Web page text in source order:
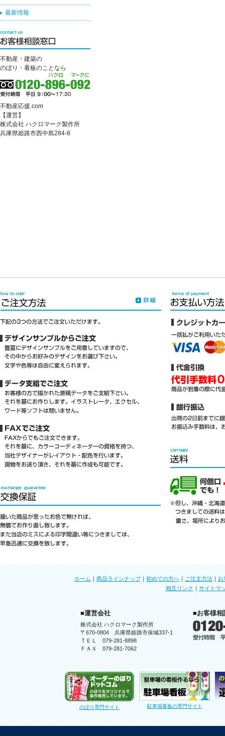
最新情報
不動産・建築の
のぼり・看板のことなら
不動産応援.com
【運営】
株式会社 ハクロマーク製作所
兵庫県姫路市西中島284-8
ホーム ｜ 商品ラインナップ｜ 初めての方へ ｜ ご注文方法 ｜ お
相互リンク ｜ サイトマ
■運営会社
株式会社 ハクロマーク製作所
〒670-0804 兵庫県姫路市保城337-1
ＴＥＬ 079-281-8898
ＦＡＸ 079-281-7062
■お客様相
のぼり専門サイト 駐車場看板の専門サイト